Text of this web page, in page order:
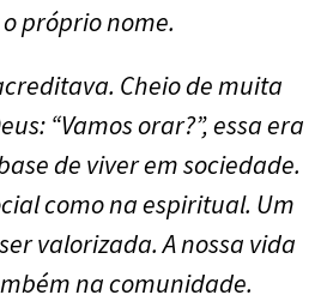
próprio nome.
Cheio de muita
“Vamos orar?”, essa era
de viver em sociedade.
como na espiritual. Um
valorizada. A nossa vida
na comunidade.